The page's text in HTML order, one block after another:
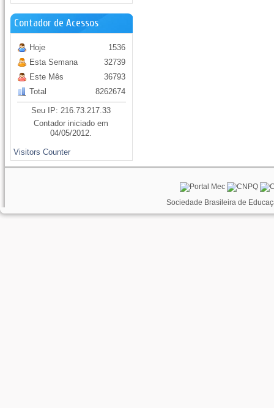
Contador de Acessos
Hoje
Esta Semana
Este Mês
Total
1536
32739
36793
8262674
Seu IP: 216.73.217.33
Contador iniciado em
04/05/2012.
Visitors Counter
Sociedade Brasileira de